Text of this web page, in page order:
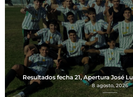
Resultados fecha 21, Apertura José
8 agosto, 2026